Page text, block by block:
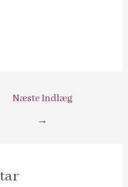
Næste Indlæg
→